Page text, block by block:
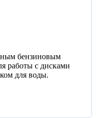
бензиновым
работы с дисками
для воды.